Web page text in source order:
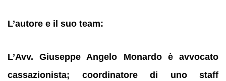
L’autore e il suo team:
L’Avv. Giuseppe Angelo Monardo è avvocato
cassazionista; coordinatore di uno staff